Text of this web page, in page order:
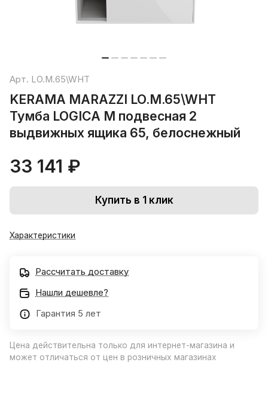
Арт. LO.M.65\WHT
KERAMA MARAZZI LO.M.65\WHT
Тумба LOGICA M подвесная 2
выдвижных ящика 65, белоснежный
33 141 ₽
Купить в 1 клик
Характеристики
Рассчитать доставку
Нашли дешевле?
Гарантия 5 лет
Цена действительна только для интернет-магазина и
может отличаться от цен в розничных магазинах